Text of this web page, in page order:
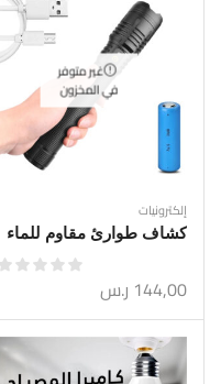
غير متوفر
في المخزون
إلكترونيات
كشاف طوارئ مقاوم للماء
144,00 ر.س